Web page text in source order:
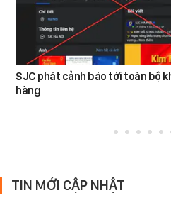
SJC phát cảnh báo tới toàn bộ
hàng
TIN MỚI CẬP NHẬT